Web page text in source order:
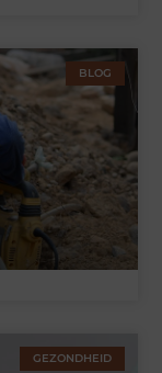
BLOG
GEZONDHEID